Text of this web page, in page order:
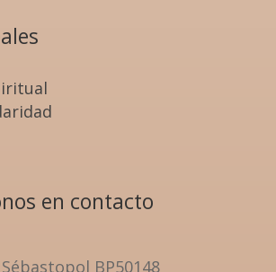
en contacto
BP50148